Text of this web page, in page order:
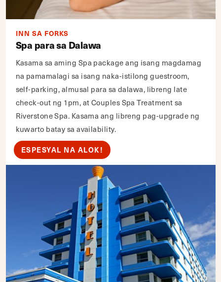
INN SA FORKS
Spa para sa Dalawa
Kasama sa aming Spa package ang isang magdamag
na pamamalagi sa isang naka-istilong guestroom,
self-parking, almusal para sa dalawa, libreng late
check-out ng 1pm, at Couples Spa Treatment sa
Riverstone Spa. Kasama ang libreng pag-upgrade ng
kuwarto batay sa availability.
ESPESYAL NA ALOK!